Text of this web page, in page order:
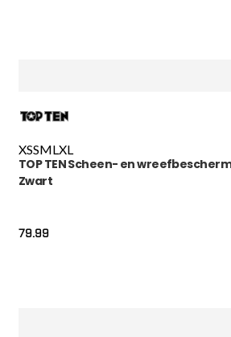
XSSMLXL
TOP TEN Scheen- en
Zwart
79.99